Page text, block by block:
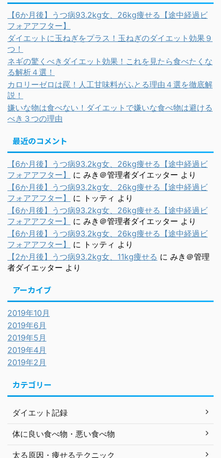
【6か月後】うつ病93.2kg女、26kg痩せる【途中経過ビ
フォアアフター】
ダイエットに玉ねぎをプラス！玉ねぎのダイエット効果９
つ！
ネギの驚くべきダイエット効果！これを見たら食べたくな
る解析４選！
カロリーゼロは罠！人工甘味料がふとる理由４選を徹底解
説！
嫌いな物は食べない！ダイエットで嫌いな食べ物は避ける
べき３つの理由
最近のコメント
【6か月後】うつ病93.2kg女、26kg痩せる【途中経過ビ
フォアアフター】
に みき＠管理者ダイエッター より
【6か月後】うつ病93.2kg女、26kg痩せる【途中経過ビ
フォアアフター】
に トッティ より
【6か月後】うつ病93.2kg女、26kg痩せる【途中経過ビ
フォアアフター】
に みき＠管理者ダイエッター より
【6か月後】うつ病93.2kg女、26kg痩せる【途中経過ビ
フォアアフター】
に トッティ より
【2か月後】うつ病93.2kg女、11kg痩せる に みき＠管理
者ダイエッター より
アーカイブ
2019年10月
2019年6月
2019年5月
2019年4月
2019年2月
カテゴリー
ダイエット記録
体に良い食べ物・悪い食べ物
太る原因・痩せるテクニック